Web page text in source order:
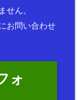
せん。
お問い合わせ
ォ